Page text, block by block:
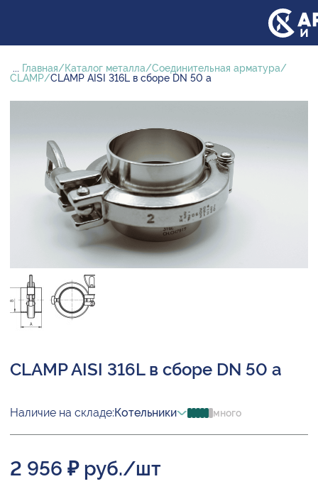
... Главная Каталог металла
Соединительная арматура
CLAMP CLAMP AISI 316L в сборе DN 50 а
CLAMP AISI 316L в сборе DN 50 а
Наличие на складе:Котельники много
2 956 ₽ руб./шт